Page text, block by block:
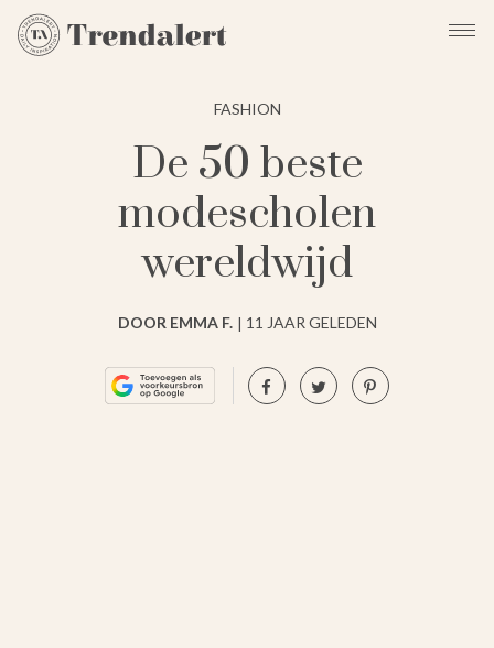
FASHION
De 50 beste
modescholen
wereldwijd
DOOR EMMA F. 11 JAAR GELEDEN